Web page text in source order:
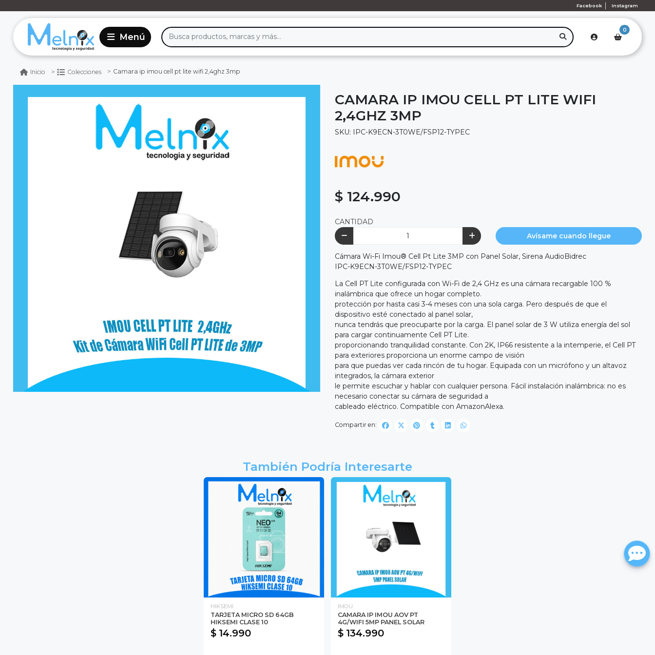
Facebook Instagram
0
Inicio Colecciones Camara ip imou cell pt lite wifi 2,4ghz 3mp
CAMARA IP IMOU CELL PT LITE WIFI
2,4GHZ 3MP
SKU: IPC-K9ECN-3T0WE/FSP12-TYPEC
$ 124.990
CANTIDAD
Avísame cuando llegue
Cámara Wi-Fi Imou® Cell Pt Lite 3MP con Panel Solar, Sirena AudioBidrec
IPC-K9ECN-3T0WE/FSP12-TYPEC
La Cell PT Lite configurada con Wi-Fi de 2,4 GHz es una cámara recargable 100 %
inalámbrica que ofrece un hogar completo.
protección por hasta casi 3-4 meses con una sola carga. Pero después de que el
dispositivo esté conectado al panel solar,
nunca tendrás que preocuparte por la carga. El panel solar de 3 W utiliza energía del sol
para cargar continuamente Cell PT Lite.
proporcionando tranquilidad constante. Con 2K, IP66 resistente a la intemperie, el Cell PT
para exteriores proporciona un enorme campo de visión
para que puedas ver cada rincón de tu hogar. Equipada con un micrófono y un altavoz
integrados, la cámara exterior
le permite escuchar y hablar con cualquier persona. Fácil instalación inalámbrica: no es
necesario conectar su cámara de seguridad a
cableado eléctrico. Compatible con AmazonAlexa.
Compartir en:
También Podría Interesarte
HIKSEMI
TARJETA MICRO SD 64GB
HIKSEMI CLASE 10
$ 14.990
IMOU
CAMARA IP IMOU AOV PT
4G/WIFI 5MP PANEL SOLAR
$ 134.990